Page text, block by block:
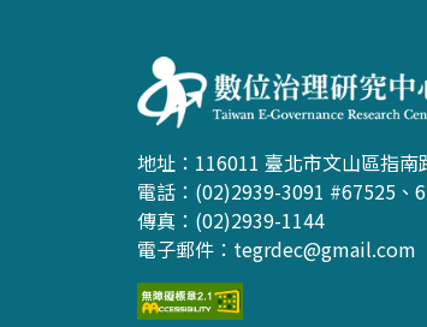
地址：116011 臺北市文山區指南
電話：(02)2939-3091 #67525、
傳真：(02)2939-1144
電子郵件： tegrdec@gmail.com